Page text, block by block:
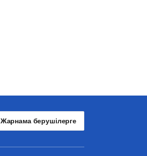
Жарнама берушілерге